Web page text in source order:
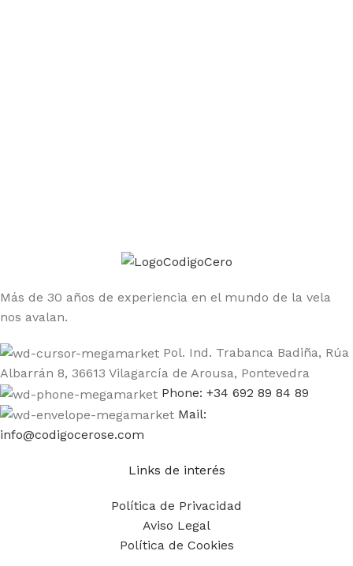
Más de 30 años de experiencia en el mundo de la vela
nos avalan.
Pol. Ind. Trabanca Badiña, Rúa
Albarrán 8, 36613 Vilagarcía de Arousa, Pontevedra
Phone: +34 692 89 84 89
Mail:
info@codigocerose.com
Links de interés
Política de Privacidad
Aviso Legal
Política de Cookies